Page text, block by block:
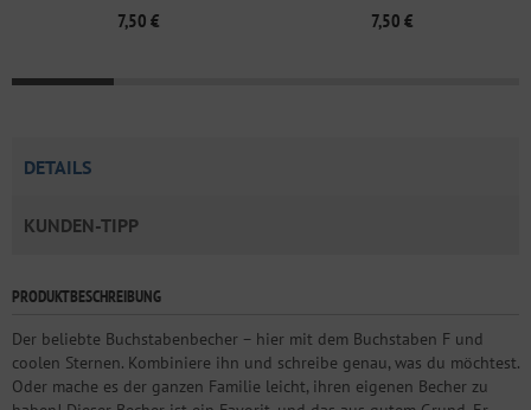
7,50 € 7,50 €
DETAILS
KUNDEN-TIPP
PRODUKTBESCHREIBUNG
Der beliebte Buchstabenbecher – hier mit dem Buchstaben F und
coolen Sternen. Kombiniere ihn und schreibe genau, was du möchtest.
Oder mache es der ganzen Familie leicht, ihren eigenen Becher zu